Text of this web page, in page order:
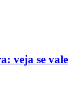
veja se vale